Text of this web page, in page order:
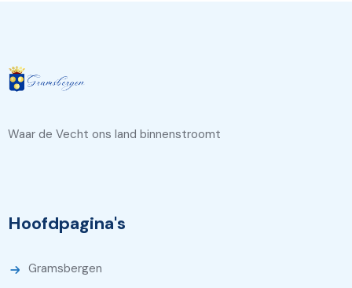
Waar de Vecht ons land binnenstroomt
Hoofdpagina's
Gramsbergen